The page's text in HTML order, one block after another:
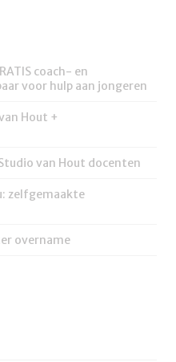
coach- en
voor hulp aan jongeren
Hout +
van Hout docenten
zelfgemaakte
overname